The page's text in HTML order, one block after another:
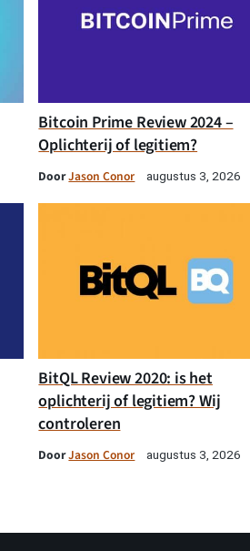
Bitcoin Prime Review 2024 –
Oplichterij of legitiem?
DoorJason Conor augustus 3, 2026
BitQL Review 2020: is het
oplichterij of legitiem? Wij
controleren
DoorJason Conor augustus 3, 2026